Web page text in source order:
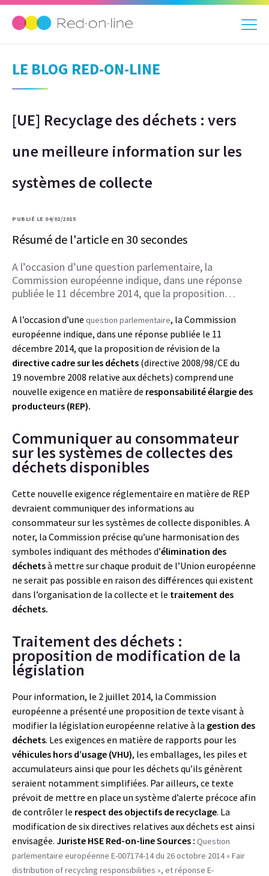
LE BLOG RED-ON-LINE
[UE] Recyclage des déchets : vers
une meilleure information sur les
systèmes de collecte
PUBLIÉ LE 04/02/2015
Résumé de l'article en 30 secondes
A l’occasion d’une question parlementaire, la
Commission européenne indique, dans une réponse
publiée le 11 décembre 2014, que la proposition…
A l’occasion d’une question parlementaire, la Commission
européenne indique, dans une réponse publiée le 11
décembre 2014, que la proposition de révision de la
directive cadre sur les déchets (directive 2008/98/CE du
19 novembre 2008 relative aux déchets) comprend une
nouvelle exigence en matière de responsabilité élargie des
producteurs (REP).
Communiquer au consommateur
sur les systèmes de collectes des
déchets disponibles
Cette nouvelle exigence réglementaire en matière de REP
devraient communiquer des informations au
consommateur sur les systèmes de collecte disponibles. A
noter, la Commission précise qu’une harmonisation des
symboles indiquant des méthodes d’élimination des
déchetsà mettre sur chaque produit de l’Union européenne
ne serait pas possible en raison des différences qui existent
dans l’organisation de la collecte et le traitement des
déchets.
Traitement des déchets :
proposition de modification de la
législation
Pour information, le 2 juillet 2014, la Commission
européenne a présenté une proposition de texte visant à
modifier la législation européenne relative à la gestion des
déchets. Les exigences en matière de rapports pour les
véhicules hors d’usage (VHU), les emballages, les piles et
accumulateurs ainsi que pour les déchets qu’ils génèrent
seraient notamment simplifiées. Par ailleurs, ce texte
prévoit de mettre en place un système d’alerte précoce afin
de contrôler le respect des objectifs de recyclage. La
modification de six directives relatives aux déchets est ainsi
envisagée. Juriste HSE Red-on-lineSources : Question
parlementaire européenne E-007174-14 du 26 octobre 2014 « Fair
distribution of recycling responsibilities », et réponse E-